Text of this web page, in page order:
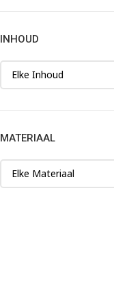
INHOUD
MATERIAAL